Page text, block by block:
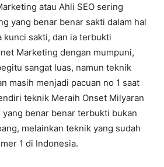
atau Ahli SEO sering
yang benar benar sakti dalam hal
kunci sakti, dan ia terbukti
Marketing dengan mumpuni,
sangat luas, namun teknik
masih menjadi pacuan no 1 saat
teknik Meraih Onset Milyaran
benar benar terbukti bukan
melainkan teknik yang sudah
1 di Indonesia.